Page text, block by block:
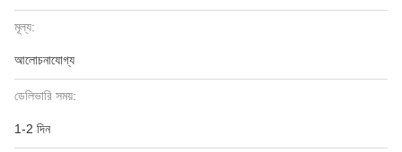
মূল্য:
আলোচনাযোগ্য
ডেলিভারি সময়:
1-2 দিন